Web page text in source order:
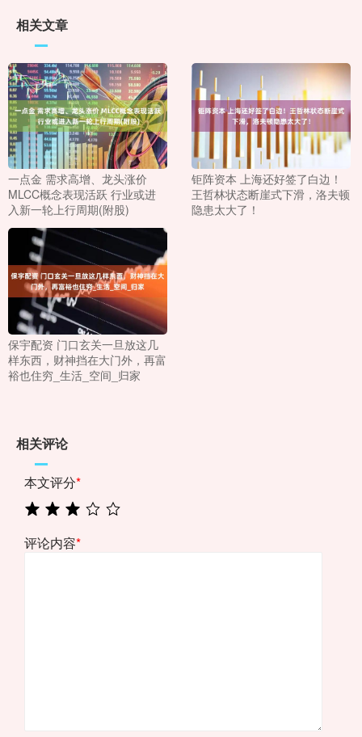
相关文章
一点金 需求高增、龙头涨价
MLCC概念表现活跃 行业或进
入新一轮上行周期(附股)
钜阵资本 上海还好签了白边！
王哲林状态断崖式下滑，洛夫顿
隐患太大了！
保宇配资 门口玄关一旦放这几
样东西，财神挡在大门外，再富
裕也住穷_生活_空间_归家
相关评论
本文评分*
评论内容*